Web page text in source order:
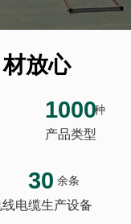
材放心
1000种
产品类型
30 余条
线电缆生产设备